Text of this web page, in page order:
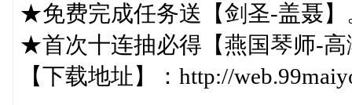
★免费完成任务送【剑圣-盖聂】
★首次十连抽必得【燕国琴师-高
【下载地址】：http://